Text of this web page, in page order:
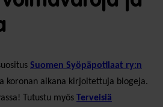
Suomen Syöpäpotilaat ry:n
koronan aikana kirjoitettuja blogeja.
Tutustu myös Terveisiä